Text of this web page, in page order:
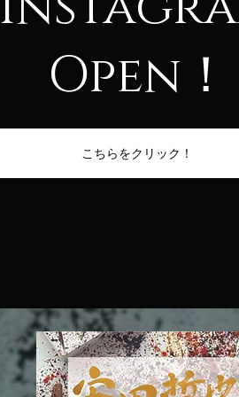
Open！
こちらをクリック！